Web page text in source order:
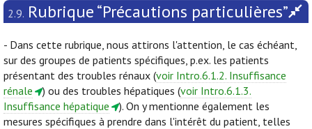
2.9. Rubrique “Précautions particulières”
- Dans cette rubrique, nous attirons l'attention, le cas échéant,
sur des groupes de patients spécifiques, p.ex. les patients
présentant des troubles rénaux (voir Intro.6.1.2. Insuffisance
rénale
) ou des troubles hépatiques (voir Intro.6.1.3.
Insuffisance hépatique
). On y mentionne également les
mesures spécifiques à prendre dans l'intérêt du patient, telles